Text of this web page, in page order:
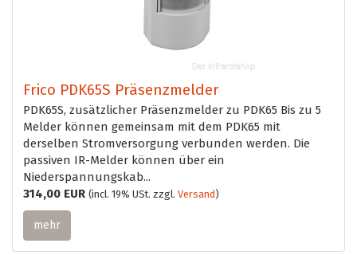
Frico PDK65S Präsenzmelder
PDK65S, zusätzlicher Präsenzmelder zu PDK65 Bis zu 5
Melder können gemeinsam mit dem PDK65 mit
derselben Stromversorgung verbunden werden. Die
passiven IR-Melder können über ein
Niederspannungskab...
314,00 EUR (incl. 19% USt. zzgl. Versand)
mehr